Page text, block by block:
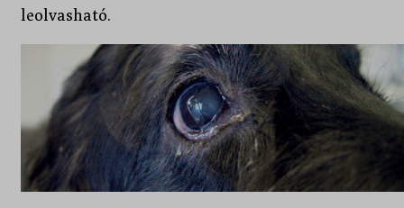
leolvasható.